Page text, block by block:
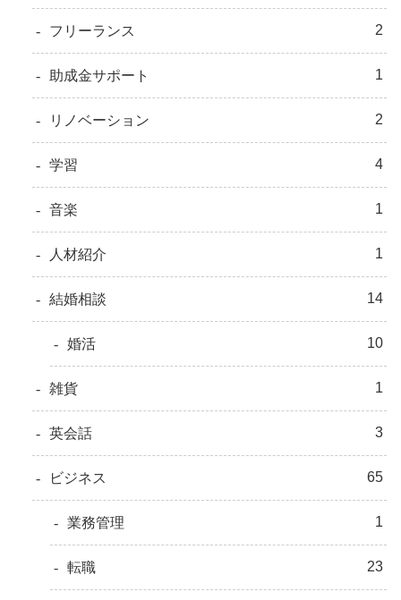
フリーランス 2
助成金サポート 1
リノベーション 2
学習 4
音楽 1
人材紹介 1
結婚相談 14
婚活 10
雑貨 1
英会話 3
ビジネス 65
業務管理 1
転職 23